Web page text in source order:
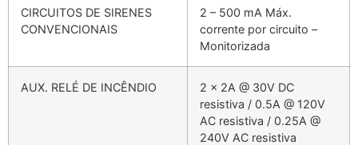
CIRCUITOS DE SIRENES
CONVENCIONAIS
2 – 500 mA Máx.
corrente por circuito –
Monitorizada
AUX. RELÉ DE INCÊNDIO
2 x 2A @ 30V DC
resistiva / 0.5A @ 120V
AC resistiva / 0.25A @
240V AC resistiva